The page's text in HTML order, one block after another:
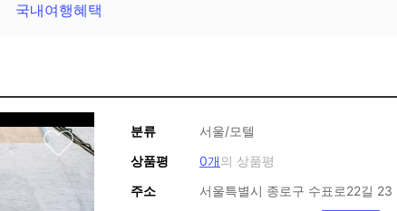
국내여행혜택
분류
서울/모텔
상품평
0개의 상품평
주소
서울특별시 종로구 수표로22길 23